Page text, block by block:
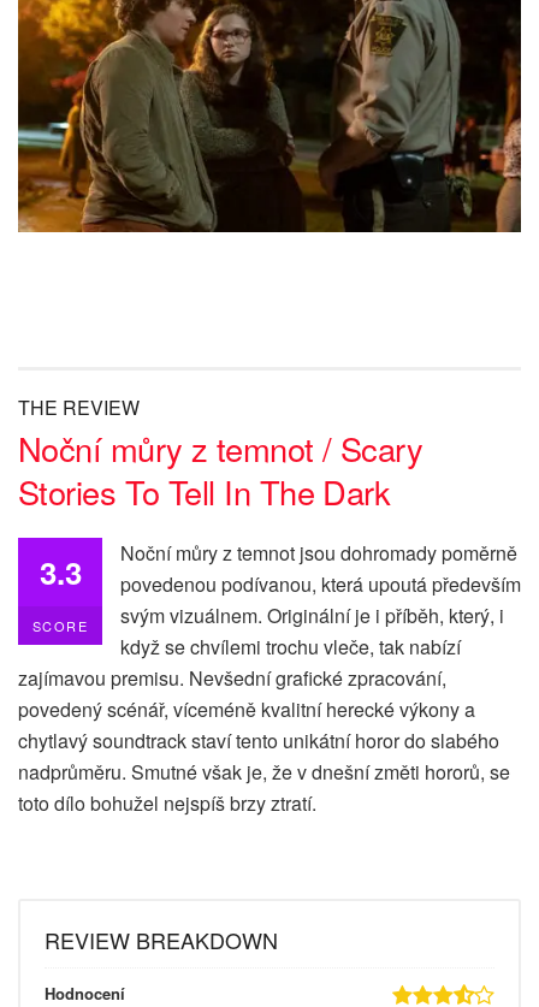
THE REVIEW
Noční můry z temnot / Scary
Stories To Tell In The Dark
3.3
SCORE
Noční můry z temnot jsou dohromady poměrně
povedenou podívanou, která upoutá především
svým vizuálnem. Originální je i příběh, který, i
když se chvílemi trochu vleče, tak nabízí
zajímavou premisu. Nevšední grafické zpracování,
povedený scénář, víceméně kvalitní herecké výkony a
chytlavý soundtrack staví tento unikátní horor do slabého
nadprůměru. Smutné však je, že v dnešní změti hororů, se
toto dílo bohužel nejspíš brzy ztratí.
REVIEW BREAKDOWN
Hodnocení